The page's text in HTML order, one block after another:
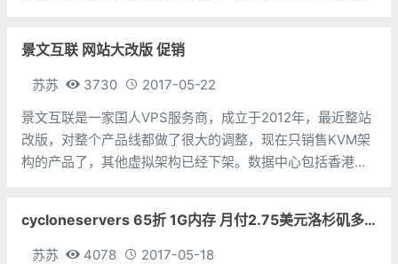
景文互联 网站大改版 促销
苏苏 3730
2017-05-22
景文互联是一家国人VPS服务商，成立于2012年，最近整站
改版，对整个产品线都做了很大的调整，现在只销售KVM架
构的产品了，其他虚拟架构已经下架。数据中心包括香港沙
cycloneservers 65折 1G内存 月付2.75美元洛杉矶多地
苏苏 4078
2017-05-18